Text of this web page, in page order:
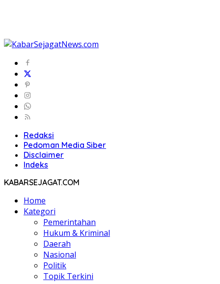
Redaksi
Pedoman Media Siber
Disclaimer
Indeks
KABARSEJAGAT.COM
Home
Kategori
Pemerintahan
Hukum & Kriminal
Daerah
Nasional
Politik
Topik Terkini